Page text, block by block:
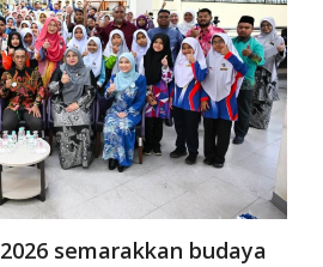
semarakkan budaya